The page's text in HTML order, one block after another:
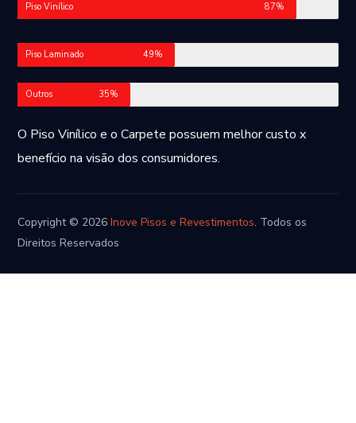
Piso Vinílico 87%
Piso Laminado 49%
Outros 35%
O Piso Vinílico e o Carpete possuem melhor custo x
benefício na visão dos consumidores.
Copyright © 2026Inove Pisos e Revestimentos. Todos os
Direitos Reservados